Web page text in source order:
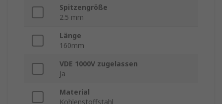
Spitzengröße
2.5 mm
Länge
160mm
VDE 1000V zugelassen
Ja
Material
Kohlenstoffstahl